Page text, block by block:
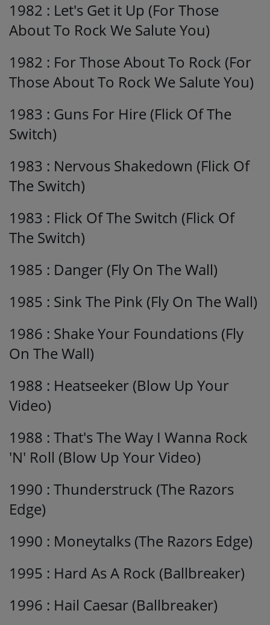
1982 : Let's Get it Up (For Those
About To Rock We Salute You)
1982 : For Those About To Rock (For
Those About To Rock We Salute You)
1983 : Guns For Hire (Flick Of The
Switch)
1983 : Nervous Shakedown (Flick Of
The Switch)
1983 : Flick Of The Switch (Flick Of
The Switch)
1985 : Danger (Fly On The Wall)
1985 : Sink The Pink (Fly On The Wall)
1986 : Shake Your Foundations (Fly
On The Wall)
1988 : Heatseeker (Blow Up Your
Video)
1988 : That's The Way I Wanna Rock
'N' Roll (Blow Up Your Video)
1990 : Thunderstruck (The Razors
Edge)
1990 : Moneytalks (The Razors Edge)
1995 : Hard As A Rock (Ballbreaker)
1996 : Hail Caesar (Ballbreaker)